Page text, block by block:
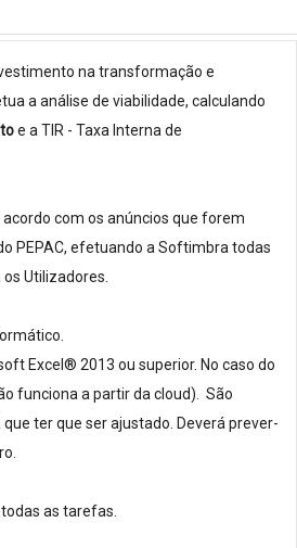
na transformação e
a análise de viabilidade, calculando
e a TIR - Taxa Interna de
acordo com os anúncios que forem
PEPAC, efetuando a Softimbra todas
Utilizadores.
Excel® 2013 ou superior. No caso do
funciona a partir da cloud). São
ter que ser ajustado. Deverá prever-
as tarefas.